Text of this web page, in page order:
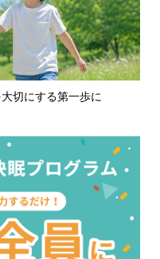
×究極睡眠』1Dayワー